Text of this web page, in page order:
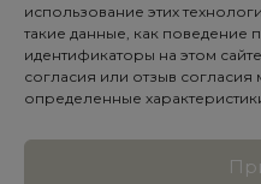
использование этих
такие данные, как поведение
идентификаторы на этом
согласия или отзыв согласия
определенные
ЮРИДИЧЕСКОЕ
Политика
(ЕС)